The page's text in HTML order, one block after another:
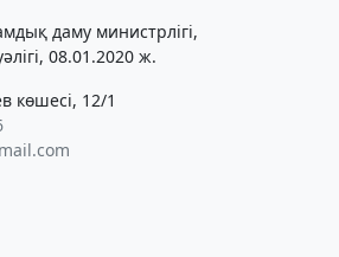
даму министрлігі,
08.01.2020 ж.
көшесі, 12/1